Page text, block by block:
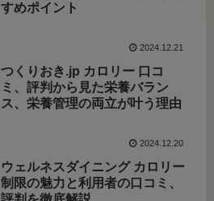
すめポイント
2024.12.21
つくりおき.jp カロリー 口コ
ミ、評判から見た栄養バラン
ス、栄養管理の両立が叶う理由
2024.12.20
ウェルネスダイニング カロリー
制限の魅力と利用者の口コミ、